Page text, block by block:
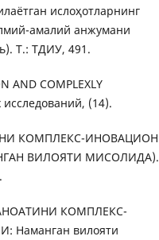
ислоҳотларнинг
амалий анжумани
Т.: ТДИУ, 491.
AND COMPLEXLY
исследований, (14).
КОМПЛЕКС-ИНОВАЦИОН
ВИЛОЯТИ МИСОЛИДА).
КОМПЛЕКС-
вилояти